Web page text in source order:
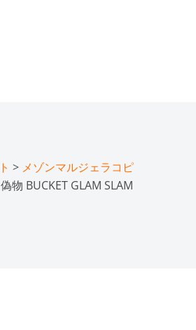
> メゾンマルジェラコピ
BUCKET GLAM SLAM